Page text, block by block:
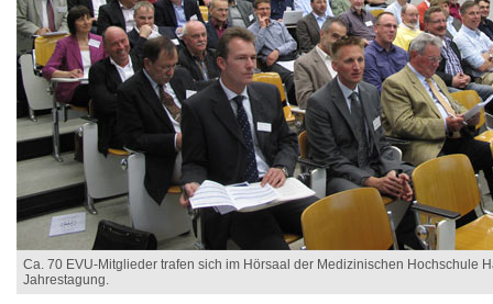
Ca. 70 EVU-Mitglieder trafen sich im Hörsaal der Medizinischen Hochschule
Jahrestagung.